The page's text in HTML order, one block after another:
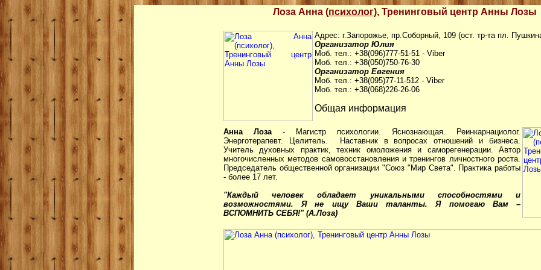
Лоза Анна (психолог), Тренинговый центр Анны Лозы
Адрес: г.Запорожье, пр.Соборный, 109 (ост. тр-та пл.
Организатор Юлия
Моб. тел.: +38(096)777-51-51 - Viber
Моб. тел.: +38(050)750-76-30
Организатор Евгения
Моб. тел.: +38(095)77-11-512 - Viber
Моб. тел.: +38(068)226-26-06
Общая информация
Анна Лоза- Магистр психологии. Яснознающая. Реинкарнациолог.
Энерготерапевт. Целитель. Наставник в вопросах отношений и бизнеса.
Учитель духовных практик, техник омоложения и саморегенерации. Автор
многочисленных методов самовосстановления и тренингов личностного роста.
Председатель общественной организации "Союз "Мир Света". Практика работы
- более 17 лет.
"Каждый человек обладает уникальными способностями и
возможностями. Я не ищу Ваши таланты. Я помогаю Вам –
ВСПОМНИТЬ СЕБЯ!" (А.Лоза)